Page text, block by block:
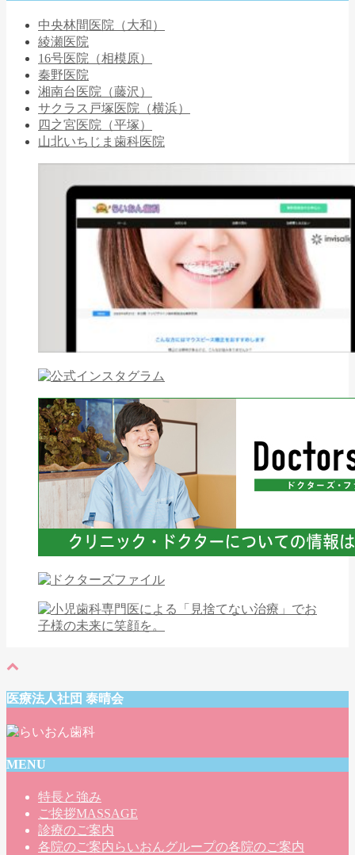
中央林間医院（大和）
綾瀬医院
16号医院（相模原）
秦野医院
湘南台医院（藤沢）
サクラス戸塚医院（横浜）
四之宮医院（平塚）
山北いちじま歯科医院
医療法人社団 泰晴会
MENU
特長と強み
ご挨拶MASSAGE
診療のご案内
各院のご案内 らいおんグループの各院のご案内